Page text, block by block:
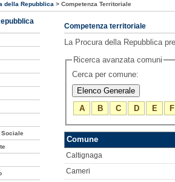
della Repubblica > Competenza Territoriale
Competenza territoriale
La Procura della Repubblica
Ricerca avanzata comuni
Cerca per comune:
A B C D E F
Comune
Caltignaga
Cameri